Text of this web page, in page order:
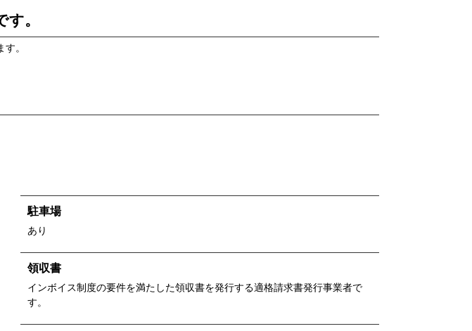
。
。
駐車場
あり
領収書
インボイス制度の要件を満たした領収書を発行する適格請求書発行事業者で
す。